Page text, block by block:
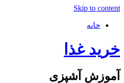
Skip to content
خانه
خرید غذا
آموزش آشپزی